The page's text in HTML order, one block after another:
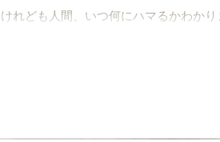
けれども人間、いつ何にハマるかわかり